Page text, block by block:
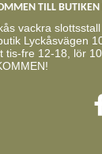
TILL BUTIKEN
vackra
Lyckåsvägen
tis-fre 12-18, lör